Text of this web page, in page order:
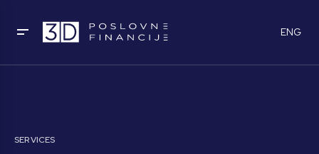
ENG
SERVICES